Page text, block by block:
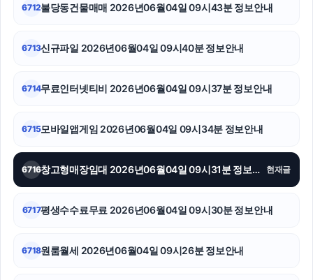
6712불당동건물매매 2026년06월04일 09시43분 정보안내
6713신규파일 2026년06월04일 09시40분 정보안내
6714무료인터넷티비 2026년06월04일 09시37분 정보안내
6715모바일앱게임 2026년06월04일 09시34분 정보안내
6716 창고형매장임대 2026년06월04일 09시31분 정보안내 현재글
6717평생수수료무료 2026년06월04일 09시30분 정보안내
6718원룸월세 2026년06월04일 09시26분 정보안내